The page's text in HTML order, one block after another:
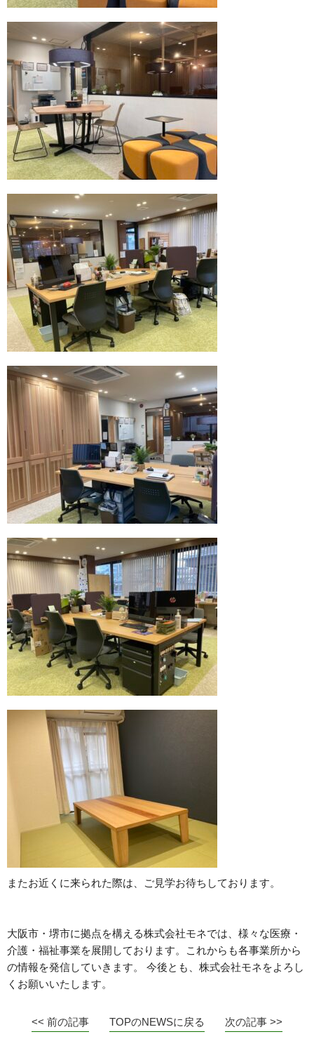
またお近くに来られた際は、ご見学お待ちしております。
大阪市・堺市に拠点を構える株式会社モネでは、様々な医療・
介護・福祉事業を展開しております。これからも各事業所から
の情報を発信していきます。 今後とも、株式会社モネをよろし
くお願いいたします。
<< 前の記事 TOPのNEWSに戻る 次の記事 >>